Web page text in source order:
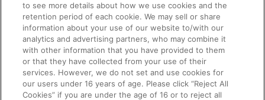
※当サイトで使われる画像はイメージです。実際の商品とは多少異なること
がございますが、ご了承ください。
※当サイトに掲載されているすべての画像、文章、データ等の無断転用、転
載をお断りします。
*Product image for illustration purposes only. Actual product may vary.
*Any use or reproduction of image, acritical or data from this site is prohibited.
to see more details about how we use cookies and the
retention period of each cookie. We may sell or share
information about your use of our website to/with our
analytics and advertising partners, who may combine it
with other information that you have provided to them
or that they have collected from your use of their
services. However, we do not set and use cookies for
our users under 16 years of age. Please click “Reject All
Cookies” if you are under the age of 16 or to reject all